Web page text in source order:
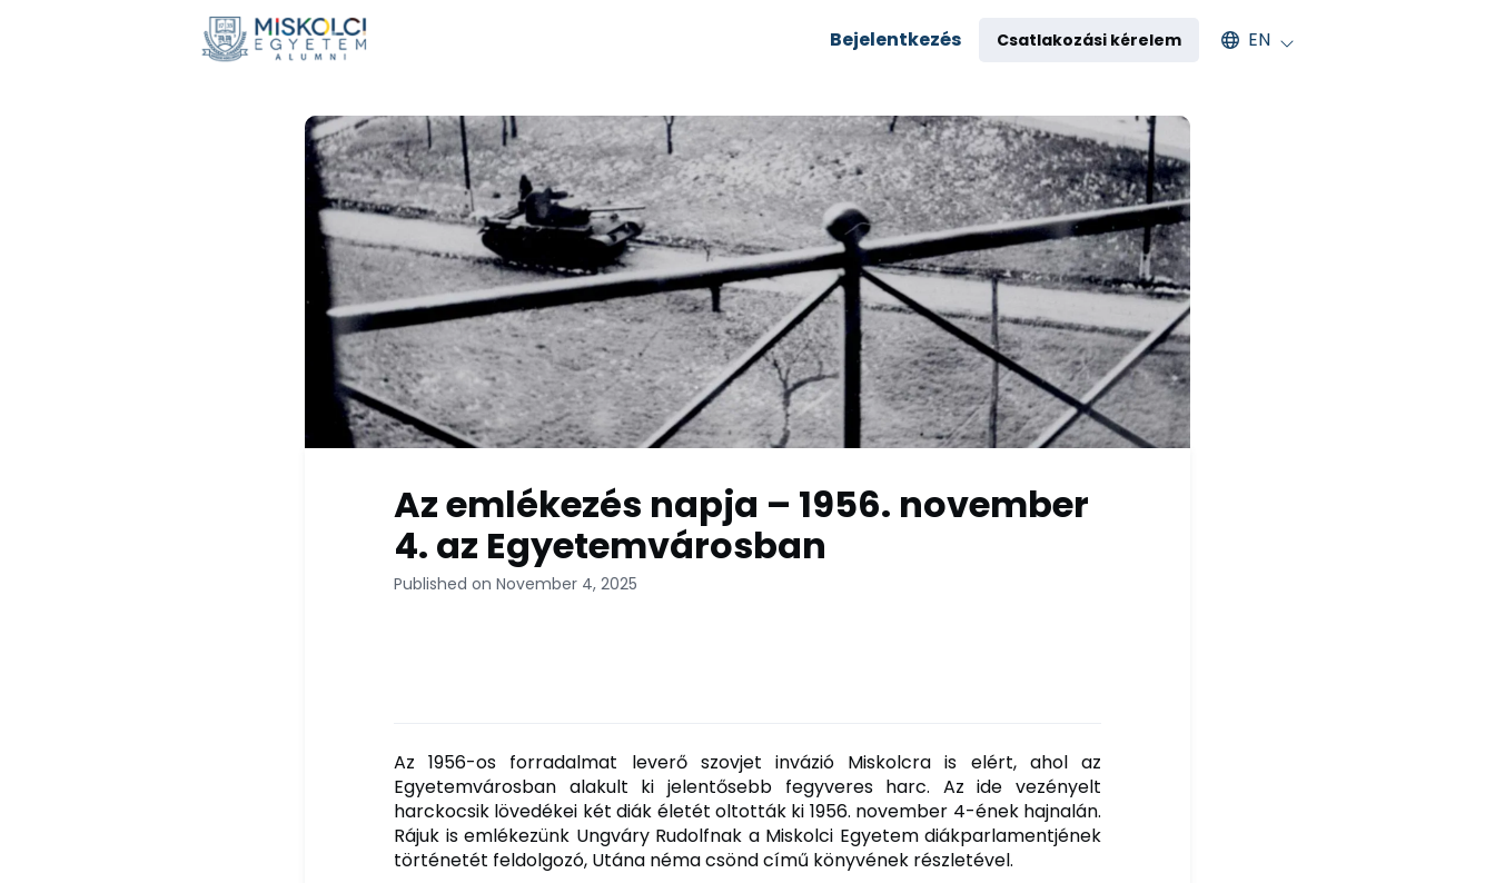
Adományozás Csoportok
Visszatérés az egyetemre
Nemzetközi alumni Rólunk
Bejelentkezés Csatlakozási kérelem Select an available language
EN
Az emlékezés napja – 1956. november
4. az Egyetemvárosban
Published on November 4, 2025
Az 1956-os forradalmat leverő szovjet invázió Miskolcra is elért, ahol az
Egyetemvárosban alakult ki jelentősebb fegyveres harc. Az ide vezényelt
harckocsik lövedékei két diák életét oltották ki 1956. november 4-ének hajnalán.
Rájuk is emlékezünk Ungváry Rudolfnak a Miskolci Egyetem diákparlamentjének
történetét feldolgozó, Utána néma csönd című könyvének részletével.